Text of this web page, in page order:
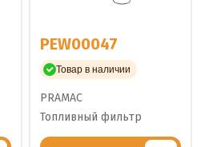
PEW00047
Товар в наличии
PRAMAC
Топливный фильтр